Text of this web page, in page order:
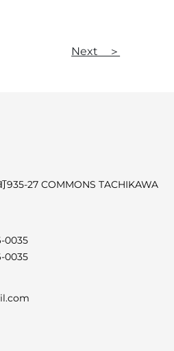
Next ＞
935-27 COMMONS TACHIKAWA
0035
0035